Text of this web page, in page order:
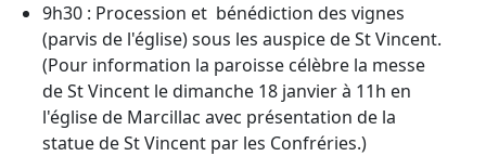
9h30 : Procession et bénédiction des vignes
(parvis de l'église) sous les auspice de St Vincent.
(Pour information la paroisse célèbre la messe
de St Vincent le dimanche 18 janvier à 11h en
l'église de Marcillac avec présentation de la
statue de St Vincent par les Confréries.)